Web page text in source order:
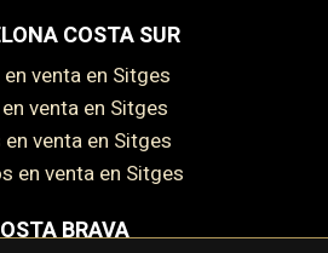
COSTA SUR
en venta en Sitges
en venta en Sitges
en venta en Sitges
en venta en Sitges
BRAVA